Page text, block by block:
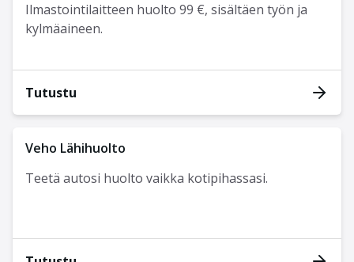
Ilmastointilaitteen huolto 99 €, sisältäen työn ja
kylmäaineen.
Tutustu
Veho Lähihuolto
Teetä autosi huolto vaikka kotipihassasi.